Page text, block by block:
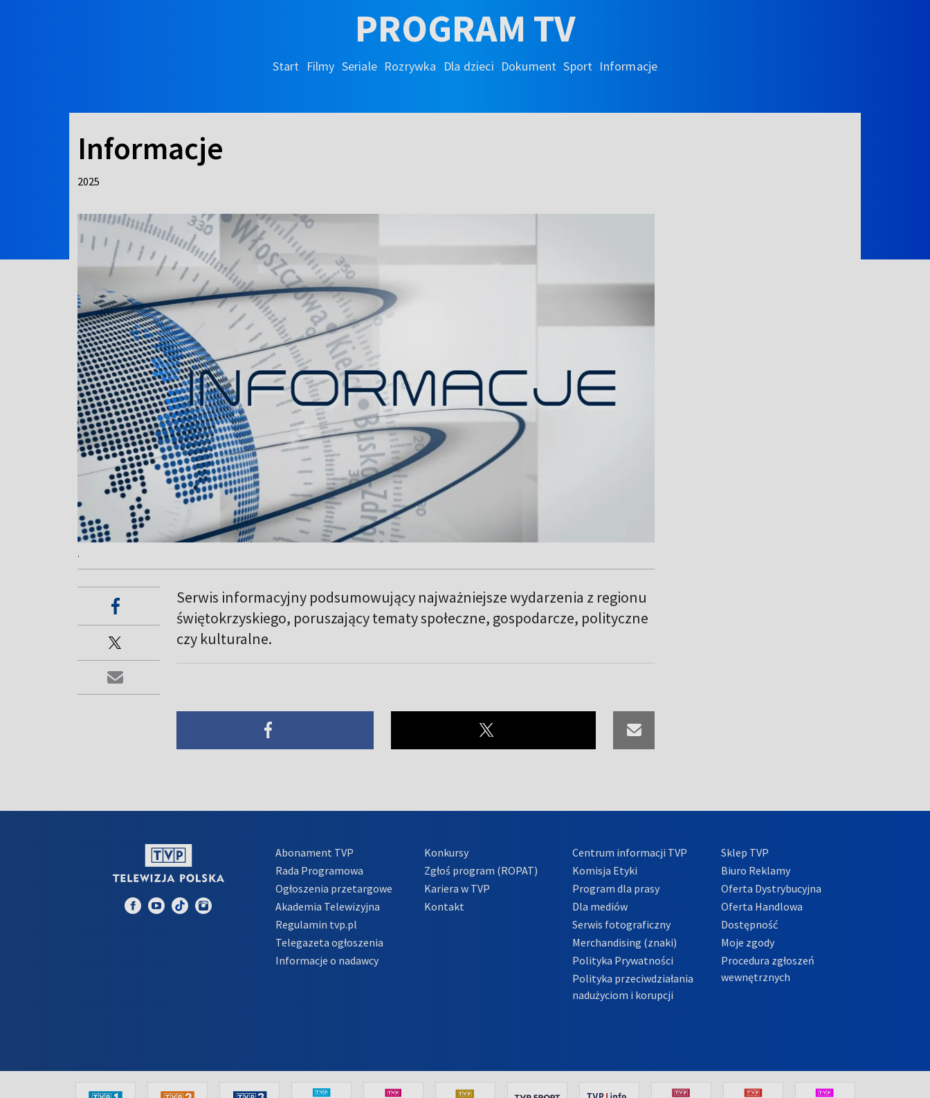
PROGRAM TV
Start Filmy Seriale Rozrywka Dla dzieci Dokument Sport Informacje
Informacje
2025
.
Serwis informacyjny podsumowujący najważniejsze wydarzenia z regionu
świętokrzyskiego, poruszający tematy społeczne, gospodarcze, polityczne
czy kulturalne.
Abonament TVP
Rada Programowa
Ogłoszenia przetargowe
Akademia Telewizyjna
Regulamin tvp.pl
Telegazeta ogłoszenia
Informacje o nadawcy
Konkursy
Zgłoś program (ROPAT)
Kariera w TVP
Kontakt
Centrum informacji TVP
Komisja Etyki
Program dla prasy
Dla mediów
Serwis fotograficzny
Merchandising (znaki)
Polityka Prywatności
Polityka przeciwdziałania
nadużyciom i korupcji
Sklep TVP
Biuro Reklamy
Oferta Dystrybucyjna
Oferta Handlowa
Dostępność
Moje zgody
Procedura zgłoszeń
wewnętrznych